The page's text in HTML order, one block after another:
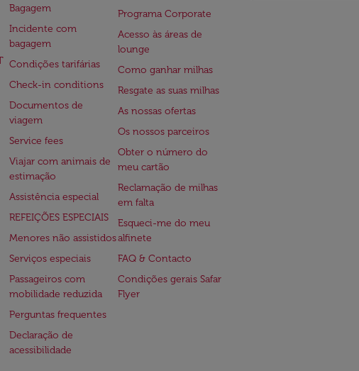
Bagagem
Incidente com
bagagem
Condições tarifárias
Check-in conditions
Documentos de
viagem
Service fees
Viajar com animais de
estimação
Assistência especial
REFEIÇÕES ESPECIAIS
Menores não assistidos
Serviços especiais
Passageiros com
mobilidade reduzida
Perguntas frequentes
Declaração de
acessibilidade
Programa Corporate
Acesso às áreas de
lounge
Como ganhar milhas
Resgate as suas milhas
As nossas ofertas
Os nossos parceiros
Obter o número do
meu cartão
Reclamação de milhas
em falta
Esqueci-me do meu
alfinete
FAQ & Contacto
Condições gerais Safar
Flyer